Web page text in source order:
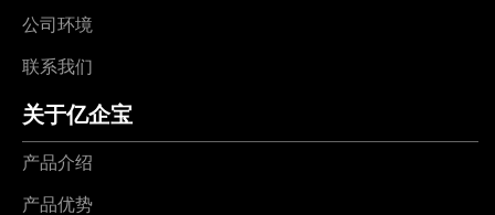
公司环境
联系我们
关于亿企宝
产品介绍
产品优势